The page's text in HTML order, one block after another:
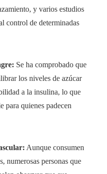
y varios estudios
control de determinadas
Se ha comprobado que
los niveles de azúcar
a la insulina, lo que
para quienes padecen
Aunque consumen
numerosas personas que